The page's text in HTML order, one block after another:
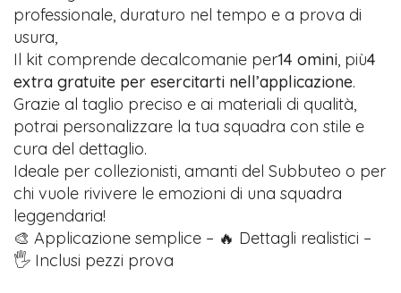
professionale, duraturo nel tempo e a prova di
usura,
Il kit comprende decalcomanie per14 omini, più4
extra gratuite per esercitarti nell’applicazione.
Grazie al taglio preciso e ai materiali di qualità,
potrai personalizzare la tua squadra con stile e
cura del dettaglio.
Ideale per collezionisti, amanti del Subbuteo o per
chi vuole rivivere le emozioni di una squadra
leggendaria!
🎨 Applicazione semplice – 🔥 Dettagli realistici –
🖐️ Inclusi pezzi prova